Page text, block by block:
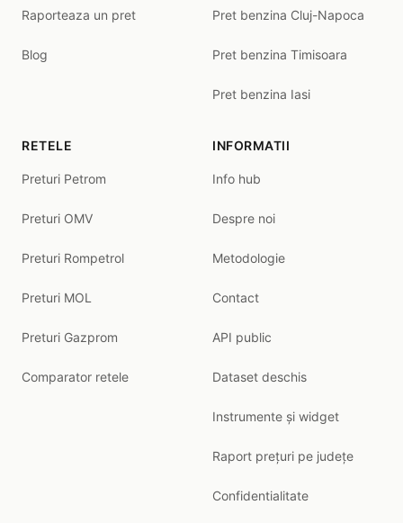
Raporteaza un pret
Blog
Pret benzina Cluj-Napoca
Pret benzina Timisoara
Pret benzina Iasi
RETELE
Preturi Petrom
Preturi OMV
Preturi Rompetrol
Preturi MOL
Preturi Gazprom
Comparator retele
INFORMATII
Info hub
Despre noi
Metodologie
Contact
API public
Dataset deschis
Instrumente și widget
Raport prețuri pe județe
Confidentialitate